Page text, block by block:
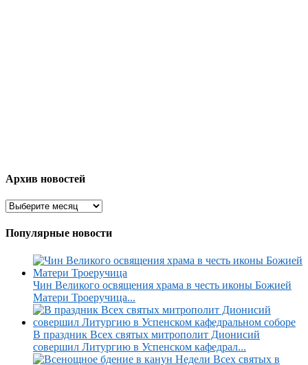
Архив новостей
Популярные новости
Чин Великого освящения храма в честь иконы Божией
Матери Троеручица...
В праздник Всех святых митрополит Дионисий
совершил Литургию в Успенском кафедрал...